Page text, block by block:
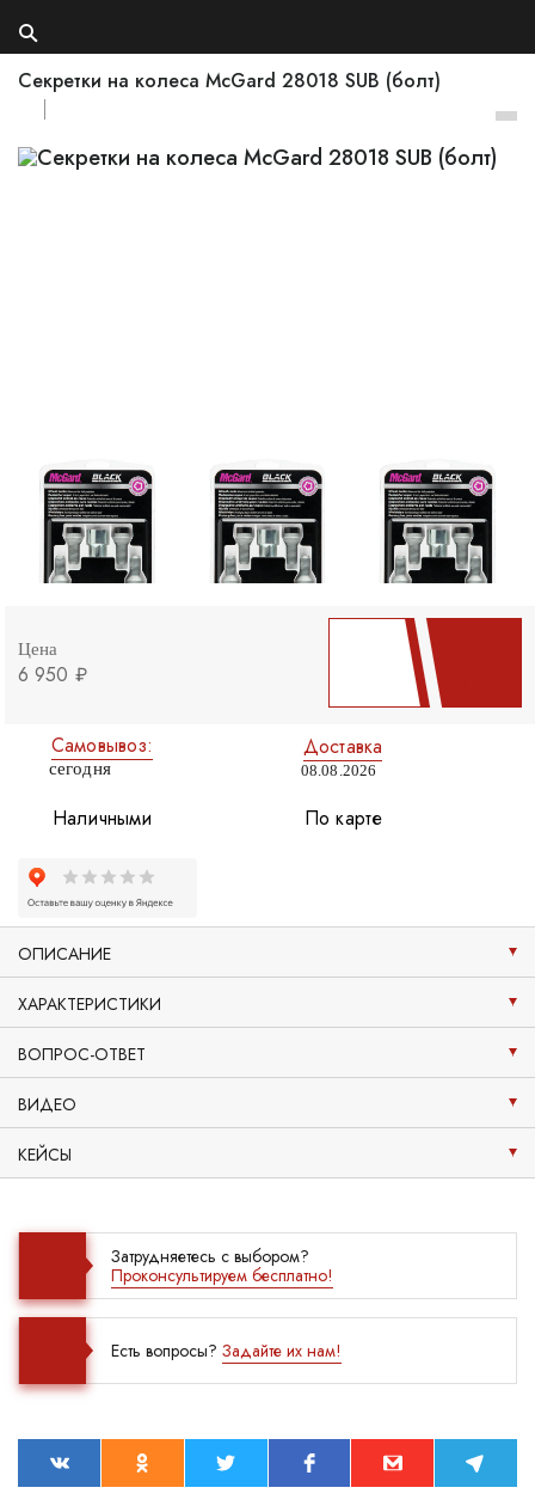
Секретки на колеса McGard 28018 SUB (болт)
Цена
6 950 ₽
Самовывоз:
сегодня
Доставка
08.08.2026
Наличными По карте
ОПИСАНИЕ
ХАРАКТЕРИСТИКИ
ВОПРОС-ОТВЕТ
ВИДЕО
КЕЙСЫ
Затрудняетесь с выбором?
Проконсультируем бесплатно!
Есть вопросы? Задайте их нам!